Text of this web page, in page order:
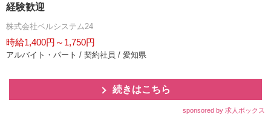
経験歓迎
株式会社ベルシステム24
時給1,400円～1,750円
アルバイト・パート / 契約社員 / 愛知県
続きはこちら
sponsored by 求人ボックス